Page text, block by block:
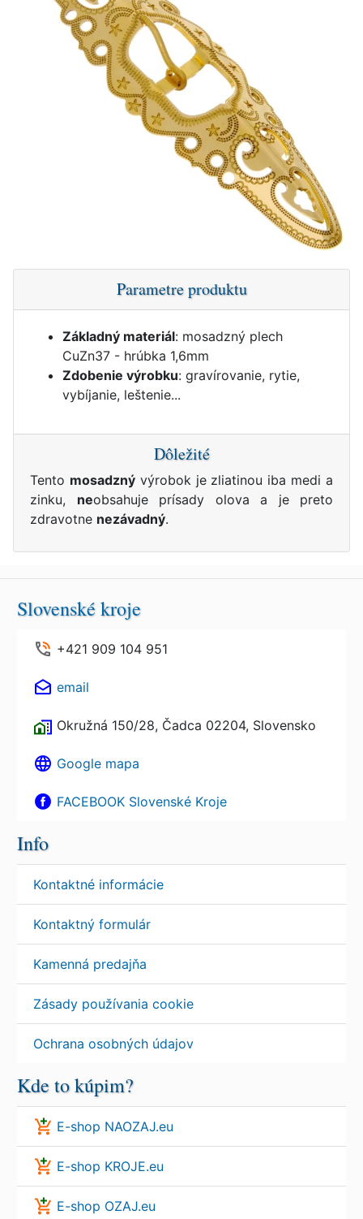
Parametre produktu
Základný materiál: mosadzný plech
CuZn37 - hrúbka 1,6mm
Zdobenie výrobku: gravírovanie, rytie,
vybíjanie, leštenie...
Dôležité
Tento mosadznývýrobok je zliatinou iba medi a
zinku, neobsahuje prísady olova a je preto
zdravotne nezávadný.
Slovenské kroje
+421 909 104 951
email
Okružná 150/28, Čadca 02204, Slovensko
Google mapa
FACEBOOK Slovenské Kroje
Info
Kontaktné informácie
Kontaktný formulár
Kamenná predajňa
Zásady používania cookie
Ochrana osobných údajov
Kde to kúpim?
E-shop NAOZAJ.eu
E-shop KROJE.eu
E-shop OZAJ.eu